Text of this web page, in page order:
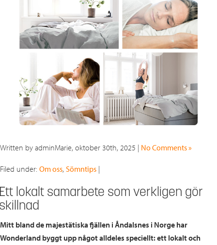
Written by adminMarie, oktober 30th, 2025 | No Comments »
Filed under: Om oss, Sömntips |
lokalt samarbete som verkligen gör
Mitt bland de majestätiska fjällen i Åndalsnes i Norge har
Wonderland byggt upp något alldeles speciellt: ett lokalt och